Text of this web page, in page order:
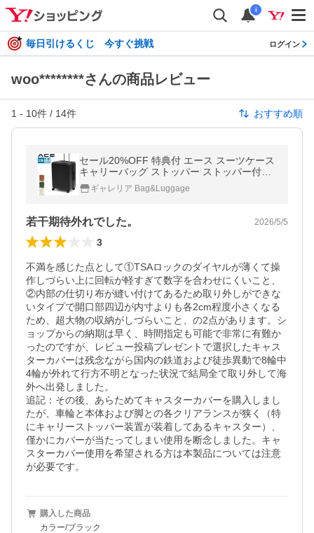
i
毎日引けるくじ 今すぐ挑戦 ログイン
woo********さんの商品レビュー
1 - 10件 / 14件 おすすめ順
セール20%OFF 特典付 エース スーツケース
キャリーバッグ ストッパー ストッパー付き
Lサイズ L ACE キャリケース 海外 100L 大型
長期 05434
ギャレリア Bag&Luggage
若干期待外れでした。 2026/5/5
3
不満を感じた点として①TSAロックのダイヤルが薄くて操
作しづらい上に回転が軽すぎて数字を合わせにくいこと、
②内部の仕切り布が縫い付けてあるため取り外しができな
いタイプで開口部四辺が内寸よりも各2cm程度小さくなる
ため、超大物の収納がしづらいこと、の2点があります。シ
ョップからの納期は早く、時間指定も可能で非常に有難か
ったのですが、レビュー投稿プレゼントで選択したキャス
ターカバーは残念ながら国内の鉄道および徒歩異動で8輪中
4輪が外れて行方不明となった状況で結局全て取り外して海
外へ出発しました。
追記：その後、あらためてキャスターカバーを購入しまし
たが、車輪と本体および脚との各クリアランスが狭く（特
にキャリーストッパー装置が装着してあるキャスター）、
僅かにカバーが当たってしまい使用を断念しました。キャ
スターカバー使用を希望される方は本製品については注意
が必要です。
購入した商品
カラー/ブラック